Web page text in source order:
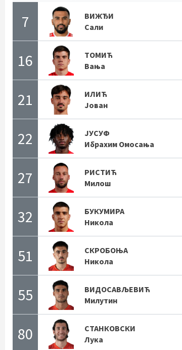
7
ВИЖЂИ
Сали
16
ТОМИЋ
Вања
21
ИЛИЋ
Јован
22
ЈУСУФ
Ибрахим Омосања
27
РИСТИЋ
Милош
32
БУКУМИРА
Никола
51
СКРОБОЊА
Никола
55
ВИДОСАВЉЕВИЋ
Милутин
80
СТАНКОВСКИ
Лука